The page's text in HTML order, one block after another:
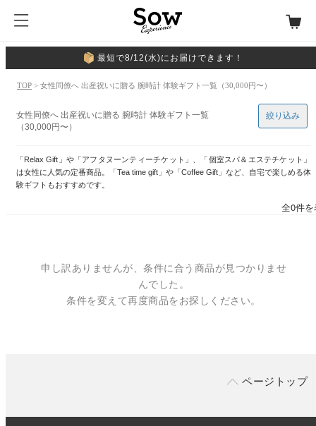
最短で8/12(水)にお届けできます！
TOP > 女性同僚へ 出産祝いに贈る 腕時計 体験ギフト一覧（30,000円〜）
女性同僚へ 出産祝いに贈る 腕時計 体験ギフト一覧
（30,000円〜）
「Relax Gift」や「アフタヌーンティーチケット」、「個室スパ＆エステチケット」
は女性に人気の定番商品。「Tea time gift」や「Coffee Gift」など、自宅で楽しめる体
験ギフトもおすすめです。
絞り込み
全0件
申し訳ありませんが、条件に合う商品が見つかりませ
んでした。
条件を変えて再度商品をお探しください。
ページトップ